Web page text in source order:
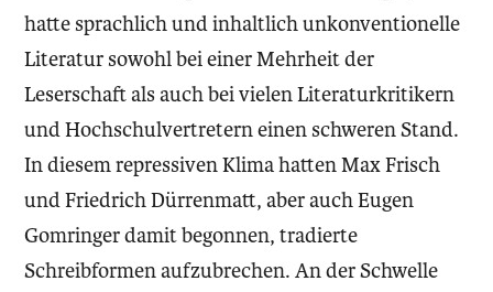
hatte sprachlich und inhaltlich unkonventionelle
Literatur sowohl bei einer Mehrheit der
Leserschaft als auch bei vielen Literaturkritikern
und Hochschulvertretern einen schweren Stand.
In diesem repressiven Klima hatten Max Frisch
und Friedrich Dürrenmatt, aber auch Eugen
Gomringer damit begonnen, tradierte
Schreibformen aufzubrechen. An der Schwelle